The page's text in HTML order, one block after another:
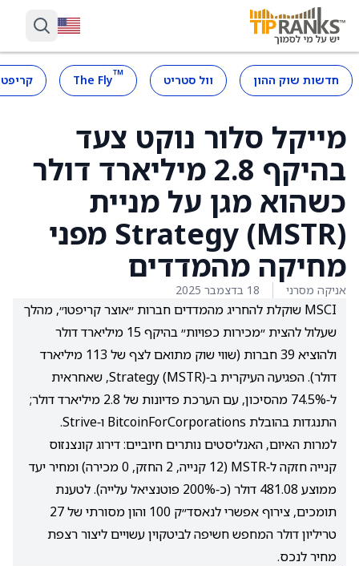
חדשות שוק ההון וול סטריט ™
The Fly
מייקל סלור נוקט צעד
בהיקף 2.8 מיליארד דולר
כשהוא מגן על מניית
Strategy (MSTR) מפני
מחיקה מהמדדים
אניקה מסרני 18 בדצמבר 2025
MSCI שוקלת להחריג מהמדדים חברות ״אוצר קריפטו״, מהלך
שעלול להצית ״מכירות כפויות״ בהיקף 15 מיליארד דולר
ולהוציא 39 חברות (שווי שוק מתואם לצף של 113 מיליארד
דולר). הפגיעה העיקרית ב‑Strategy (MSTR), שאחראית
ל‑74.5% מהסיכון, עם הערכת פדיונות של 2.8 מיליארד דולר;
התנגדות בהובלת BitcoinForCorporations ו‑Strive.
למרות האיום, האנליסטים נותרים חיוביים: דירוג קונצנזוס
קנייה חזקה ל‑MSTR (12 קנייה, 2 החזק, 0 מכירה) ומחיר יעד
ממוצע 481.08 דולר (כ‑200% פוטנציאל עלייה). לטענת
תומכים, צירוף אפשרי לנאסד״ק 100 והון מסורתי של 27
טריליון דולר המחפש חשיפה לביטקוין עשויים ליצור רצפת
מחיר לנכס.